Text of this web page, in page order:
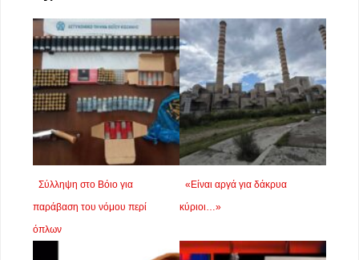
Σύλληψη στο Βόιο για
παράβαση του νόμου περί
όπλων
«Είναι αργά για δάκρυα
κύριοι…»